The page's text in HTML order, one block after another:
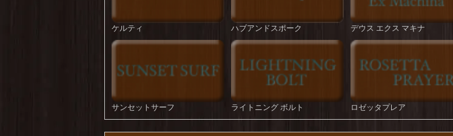
ケルティ ハブアンドスポーク デウス エクス マキナ
サンセットサーフ ライトニング ボルト ロゼッタプレア